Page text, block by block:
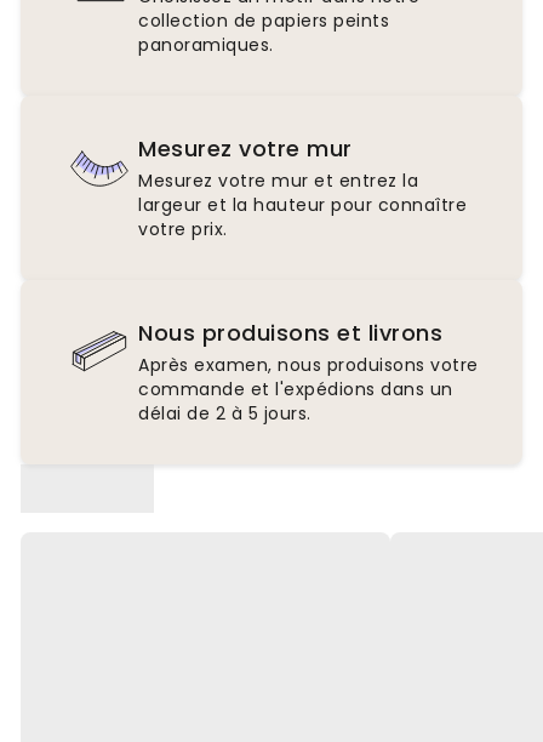
collection de papiers peints
panoramiques.
Mesurez votre mur
Mesurez votre mur et entrez la
largeur et la hauteur pour connaître
votre prix.
Nous produisons et livrons
Après examen, nous produisons votre
commande et l'expédions dans un
délai de 2 à 5 jours.